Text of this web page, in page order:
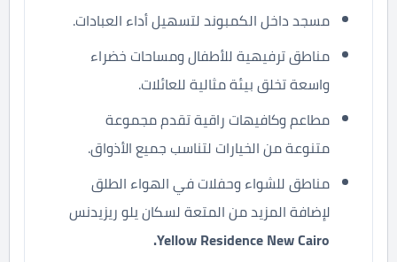
مسجد داخل الكمبوند لتسهيل أداء العبادات.
مناطق ترفيهية للأطفال ومساحات خضراء
واسعة تخلق بيئة مثالية للعائلات.
مطاعم وكافيهات راقية تقدم مجموعة
متنوعة من الخيارات لتناسب جميع الأذواق.
مناطق للشواء وحفلات في الهواء الطلق
لإضافة المزيد من المتعة لسكان يلو ريزيدنس
Yellow Residence New Cairo.